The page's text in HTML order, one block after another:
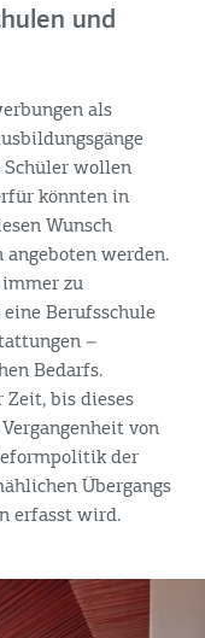
und
als
wollen
könnten in
Wunsch
werden.
immer zu
Berufsschule
–
Bedarfs.
Zeit, bis dieses
von
der
Übergangs
erfasst wird.